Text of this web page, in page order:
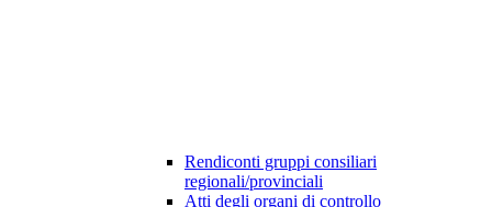
Rendiconti gruppi consiliari
regionali/provinciali
Atti degli organi di controllo